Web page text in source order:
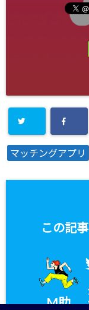
マッチングアプリ
この記
M助